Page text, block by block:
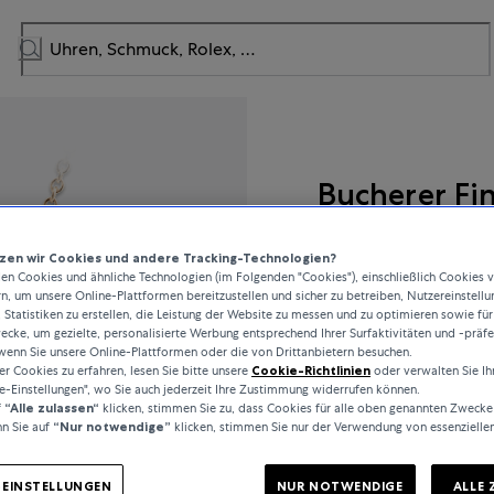
Bucherer
Lacrima
1.650 €
inkl. MwSt. / kostenloser
Auf Lager
wir Cookies und andere Tracking-Technologien?
Cookies und ähnliche Technologien (im Folgenden "Cookies"), einschließlich Cookies
um unsere Online-Plattformen bereitzustellen und sicher zu betreiben,
Statistiken zu erstellen, die Leistung der Website zu messen und zu optimieren sowie für
um gezielte, personalisierte Werbung entsprechend Ihrer Surfaktivitäten und -
Sie unsere Online-Plattformen oder die von Drittanbietern besuchen.
Cookies zu erfahren, lesen Sie bitte unsere Cookie-Richtlinien oder verwalten Sie
Einstellungen", wo Sie auch jederzeit Ihre Zustimmung widerrufen können.
“Alle zulassen“ klicken, stimmen Sie zu, dass Cookies für alle oben genannten
Sie auf “Nur notwendige” klicken, stimmen Sie nur der Verwendung von
NUR NOTWENDIGE ALLE